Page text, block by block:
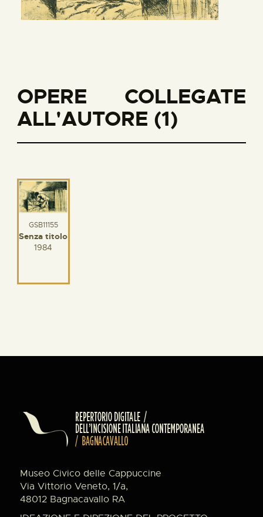
OPERE COLLEGATE
ALL'AUTORE (1)
GSB11155
Senza titolo
1984
Museo Civico delle Cappuccine
Via Vittorio Veneto, 1/a,
48012 Bagnacavallo RA